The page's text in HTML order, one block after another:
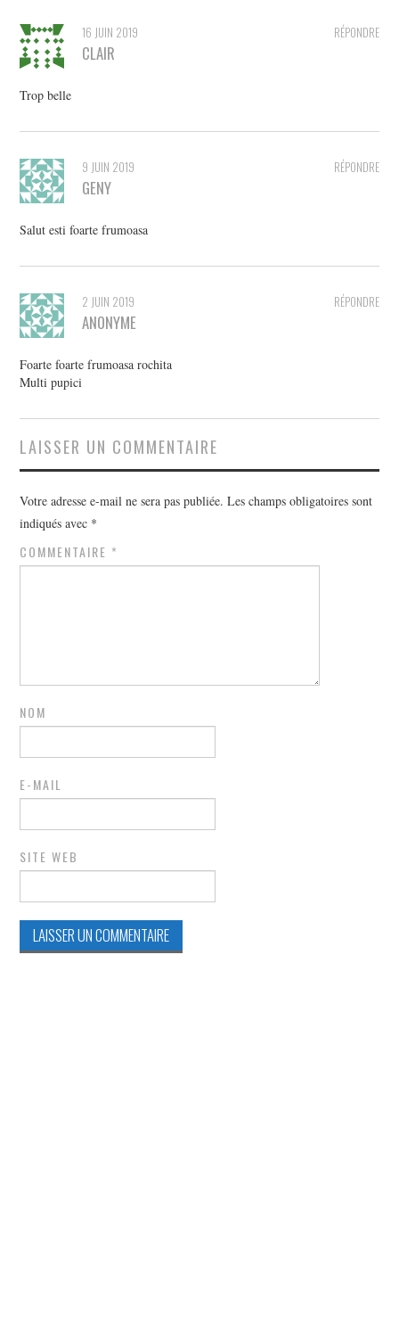
RÉPONDRE
16 JUIN 2019
CLAIR
Trop belle
RÉPONDRE
9 JUIN 2019
GENY
Salut esti foarte frumoasa
RÉPONDRE
2 JUIN 2019
ANONYME
Foarte foarte frumoasa rochita
Multi pupici
LAISSER UN COMMENTAIRE
Votre adresse e-mail ne sera pas publiée. Les champs obligatoires sont
indiqués avec *
COMMENTAIRE *
NOM
E-MAIL
SITE WEB